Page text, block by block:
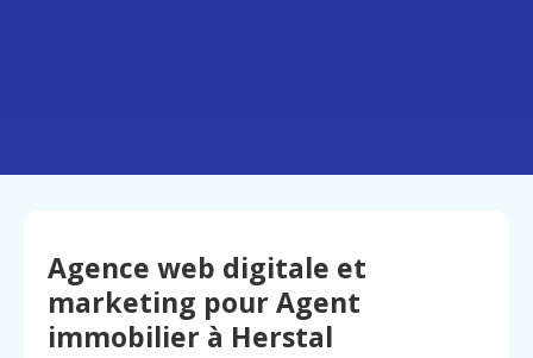
Agence web digitale et
marketing pour Agent
immobilier à Herstal